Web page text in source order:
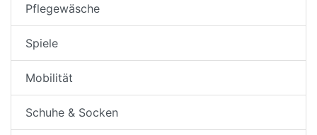
Pflegewäsche
Spiele
Mobilität
Schuhe & Socken